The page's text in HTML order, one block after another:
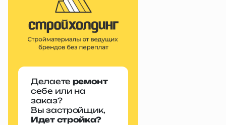
Делаете ремонт
себе или на
заказ?
Вы застройщик,
Идет стройка?